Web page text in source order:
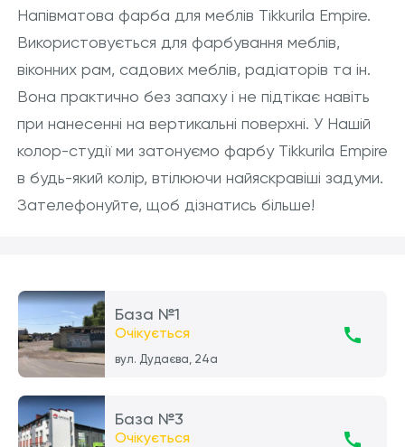
Напівматова фарба для меблів Tikkurila Empire.
Використовується для фарбування меблів,
віконних рам, садових меблів, радіаторів та ін.
Вона практично без запаху і не підтікає навіть
при нанесенні на вертикальні поверхні. У Нашій
колор-студії ми затонуємо фарбу Tikkurila Empire
в будь-який колір, втілюючи найяскравіші задуми.
Зателефонуйте, щоб дізнатись більше!
База №1
Очікується
вул. Дудаєва, 24а
База №3
Очікується